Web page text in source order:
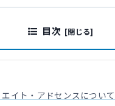
目次
イト・アドセンスについて